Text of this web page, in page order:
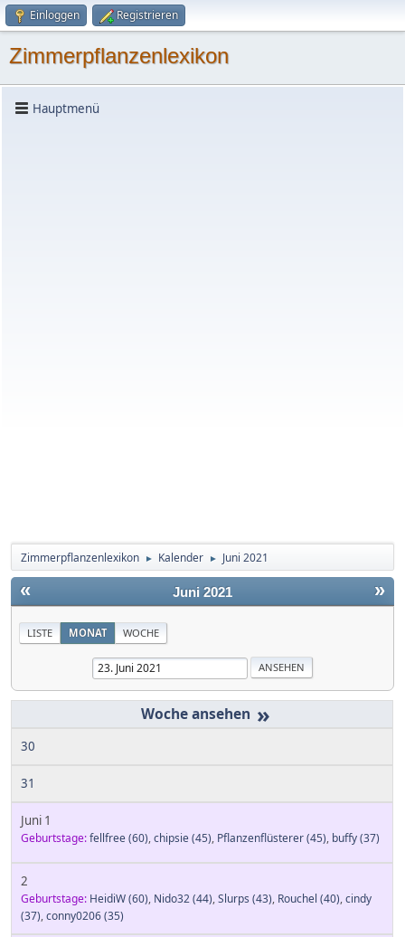
Einloggen Registrieren
Zimmerpflanzenlexikon
Hauptmenü
Zimmerpflanzenlexikon ► Kalender ► Juni 2021
« »
Juni 2021
LISTE MONAT WOCHE
»
30
31
Juni 1
Geburtstage:fellfree(60),chipsie(45), Pflanzenflüsterer(45), buffy(37)
2
Geburtstage: HeidiW(60), Nido32(44),Slurps (43), Rouchel (40),cindy
(37),conny0206(35)